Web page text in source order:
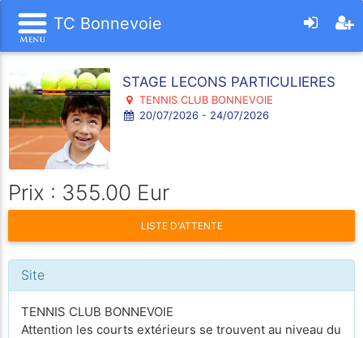
TC Bonnevoie
STAGE LECONS PARTICULIERES
TENNIS CLUB BONNEVOIE
20/07/2026 - 24/07/2026
Prix : 355.00 Eur
LISTE D'ATTENTE
Site
TENNIS CLUB BONNEVOIE
Attention les courts extérieurs se trouvent au niveau du